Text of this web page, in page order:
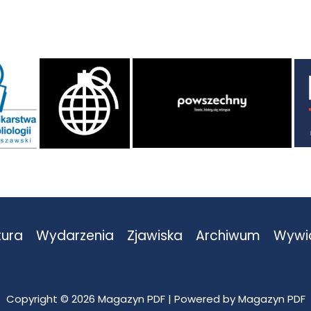
Wydarzenia Zjawiska Archiwum
Copyright © 2026 Magazyn PDF | Powered by Magazyn PDF